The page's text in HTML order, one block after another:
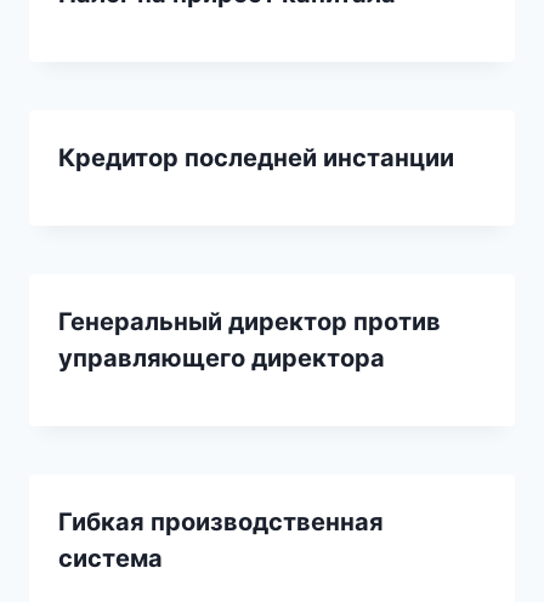
Кредитор последней инстанции
Генеральный директор против
управляющего директора
Гибкая производственная
система